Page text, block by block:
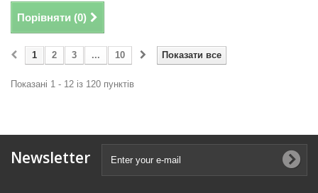
Порівняти (0)
Показати все
1 2 3 ... 10
Показані 1 - 12 із 120 пунктів
Newsletter